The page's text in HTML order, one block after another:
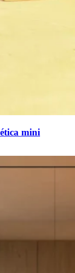
mini